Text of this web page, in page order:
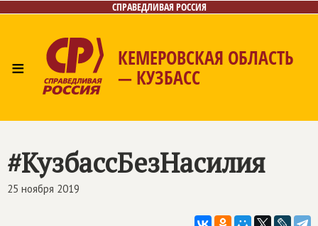
СПРАВЕДЛИВАЯ РОССИЯ
≡ КЕМЕРОВСКАЯ ОБЛАСТЬ
— КУЗБАСС
Лица
Фото/Видео Газета
#КузбассБезНасилия
25 ноября 2019